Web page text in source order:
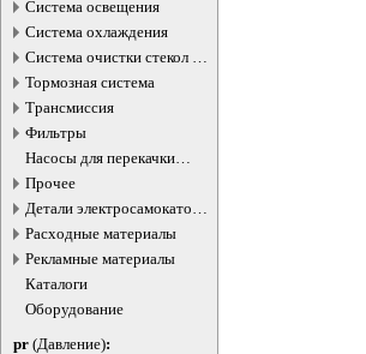
Система освещения
Система охлаждения
Система очистки стекол и
фар
Тормозная система
Трансмиссия
Фильтры
Насосы для перекачки
жидкостей
Прочее
Детали электросамокатов и
электротранспорта
Расходные материалы
Рекламные материалы
Каталоги
Оборудование
pr (Давление):